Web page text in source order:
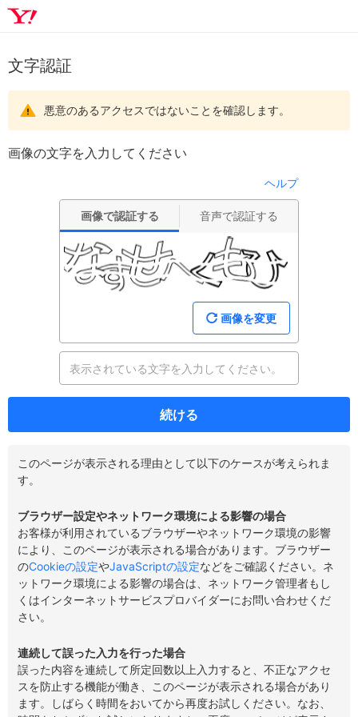
文字認証
悪意のあるアクセスではないことを確認します。
画像の文字を入力してください
ヘルプ
画像で認証する 音声で認証する
画像を変更
続ける
このページが表示される理由として以下のケースが考えられま
す。
ブラウザー設定やネットワーク環境による影響の場合
お客様が利用されているブラウザーやネットワーク環境の影響
により、このページが表示される場合があります。ブラウザー
のCookieの設定やJavaScriptの設定などをご確認ください。ネ
ットワーク環境による影響の場合は、ネットワーク管理者もし
くはインターネットサービスプロバイダーにお問い合わせくだ
さい。
連続して誤った入力を行った場合
誤った内容を連続して所定回数以上入力すると、不正なアクセ
スを防止する機能が働き、このページが表示される場合があり
ます。しばらく時間をおいてから再度お試しください。なお、